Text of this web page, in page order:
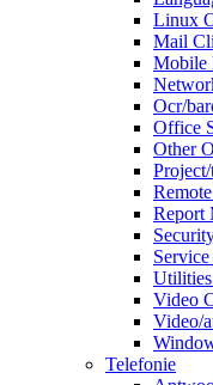
Linux
Mail
Mobile
Ocr/
Office
Other
Report
Video
Video/
Telefonie